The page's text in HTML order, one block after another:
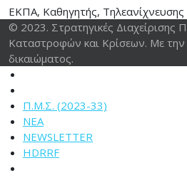
ΕΚΠΑ, Καθηγητής, Τηλεανίχνευσης
© 2023. Στρατηγικές Διαχείρισης
Καταστροφών και Κρίσεων. Με την
δικαιώματος.
Π.Μ.Σ. (2023-33)
ΝΕΑ
NEWSLETTER
HDRRF